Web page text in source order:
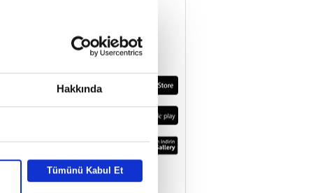
Hakkında
Tümünü Kabul Et